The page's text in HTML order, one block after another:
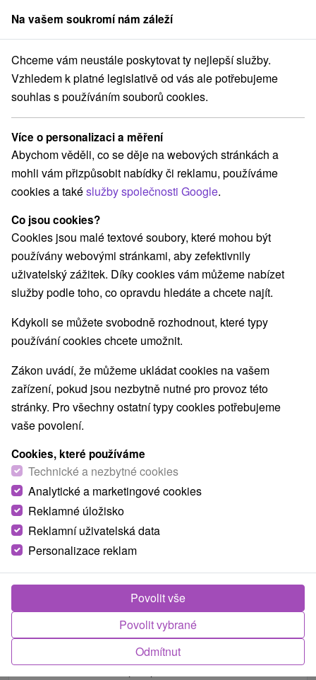
člen skupinySorger
Dopřejte si dokonalý odpočinek a prožijte Velikonoce plné
Dopřejte si dokonalý odpočinek a
prožijte Velikonoce plné pohody a
velikonočních tradic
Platnost pobytu vypršela! Vyberte si níže z aktuálních nabídek.
Hotel Hviezda★★★Dudince Dudince
9,2 vynikající·517 recenzí
Fotografie od zákazníků +29
od 3 nocí
Možnosti stravovánípolopenze
Na vašem soukromí nám záleží
Chceme vám neustále poskytovat ty nejlepší služby.
Vzhledem k platné legislativě od vás ale potřebujeme
souhlas s používáním souborů cookies.
Více o personalizaci a měření
Abychom věděli, co se děje na webových stránkách a
mohli vám přizpůsobit nabídky či reklamu, používáme
cookies a takéslužby společnosti Google.
Co jsou cookies?
Cookies jsou malé textové soubory, které mohou být
používány webovými stránkami, aby zefektivnily
uživatelský zážitek. Díky cookies vám můžeme nabízet
služby podle toho, co opravdu hledáte a chcete najít.
Kdykoli se můžete svobodně rozhodnout, které typy
používání cookies chcete umožnit.
Zákon uvádí, že můžeme ukládat cookies na vašem
zařízení, pokud jsou nezbytně nutné pro provoz této
stránky. Pro všechny ostatní typy cookies potřebujeme
vaše povolení.
Cookies, které používáme
Technické a nezbytné cookies
Analytické a marketingové cookies
Reklamné úložisko
Reklamní uživatelská data
Personalizace reklam
Odmítnut
Povolit vybrané
Povolit vše